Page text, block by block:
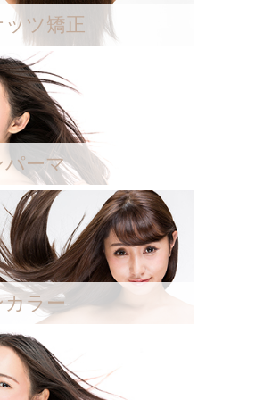
ッツ矯正
パーマ
カラー